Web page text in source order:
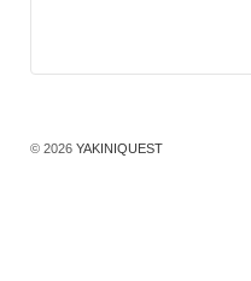
© 2026 YAKINIQUEST